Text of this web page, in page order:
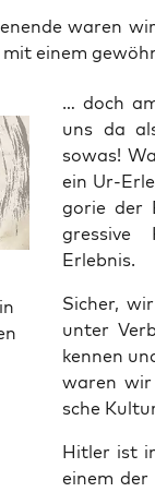
waren
einem
… doch
uns da
sowas!
ein Ur-
go­rie der
gres­si­ve
Erlebnis.
Sicher,
unter
ken­nen
waren wir
sche
Hit­ler ist
einem der